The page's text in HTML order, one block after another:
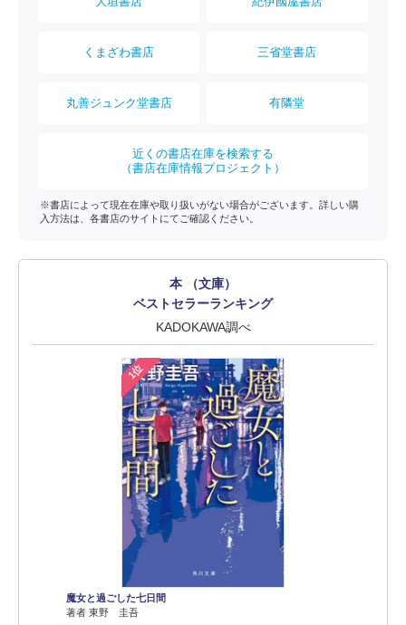
くまざわ書店 三省堂書店
丸善ジュンク堂書店 有隣堂
近くの書店在庫を検索する
（書店在庫情報プロジェクト）
※書店によって現在在庫や取り扱いがない場合がございます。詳しい購
入方法は、各書店のサイトにてご確認ください。
本 （文庫）
ベストセラーランキング
KADOKAWA調べ
1位
魔女と過ごした七日間
著者 東野 圭吾